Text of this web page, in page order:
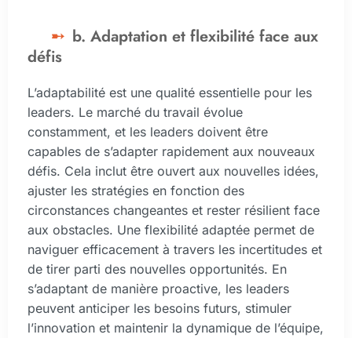
b. Adaptation et flexibilité face aux
défis
L’adaptabilité est une qualité essentielle pour les
leaders. Le marché du travail évolue
constamment, et les leaders doivent être
capables de s’adapter rapidement aux nouveaux
défis. Cela inclut être ouvert aux nouvelles idées,
ajuster les stratégies en fonction des
circonstances changeantes et rester résilient face
aux obstacles. Une flexibilité adaptée permet de
naviguer efficacement à travers les incertitudes et
de tirer parti des nouvelles opportunités. En
s’adaptant de manière proactive, les leaders
peuvent anticiper les besoins futurs, stimuler
l’innovation et maintenir la dynamique de l’équipe,